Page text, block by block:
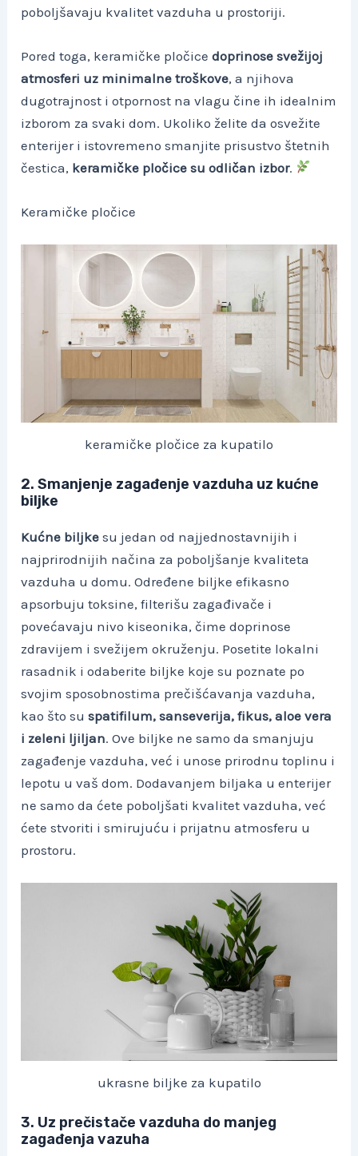
poboljšavaju kvalitet vazduha u prostoriji.
Pored toga, keramičke pločicedoprinose svežijoj
atmosferi uz minimalne troškove, a njihova
dugotrajnost i otpornost na vlagu čine ih idealnim
izborom za svaki dom. Ukoliko želite da osvežite
enterijer i istovremeno smanjite prisustvo štetnih
čestica, keramičke pločice su odličan izbor.
Keramičke pločice
keramičke pločice za kupatilo
2. Smanjenje zagađenje vazduha uz kućne
biljke
Kućne biljke su jedan od najjednostavnijih i
najprirodnijih načina za poboljšanje kvaliteta
vazduha u domu. Određene biljke efikasno
apsorbuju toksine, filterišu zagađivače i
povećavaju nivo kiseonika, čime doprinose
zdravijem i svežijem okruženju. Posetite lokalni
rasadnik i odaberite biljke koje su poznate po
svojim sposobnostima prečišćavanja vazduha,
kao što suspatifilum, sanseverija, fikus, aloe vera
i zeleni ljiljan. Ove biljke ne samo da smanjuju
zagađenje vazduha, već i unose prirodnu toplinu i
lepotu u vaš dom. Dodavanjem biljaka u enterijer
ne samo da ćete poboljšati kvalitet vazduha, već
ćete stvoriti i smirujuću i prijatnu atmosferu u
prostoru.
ukrasne biljke za kupatilo
3. Uz prečistače vazduha do manjeg
zagađenja vazuha